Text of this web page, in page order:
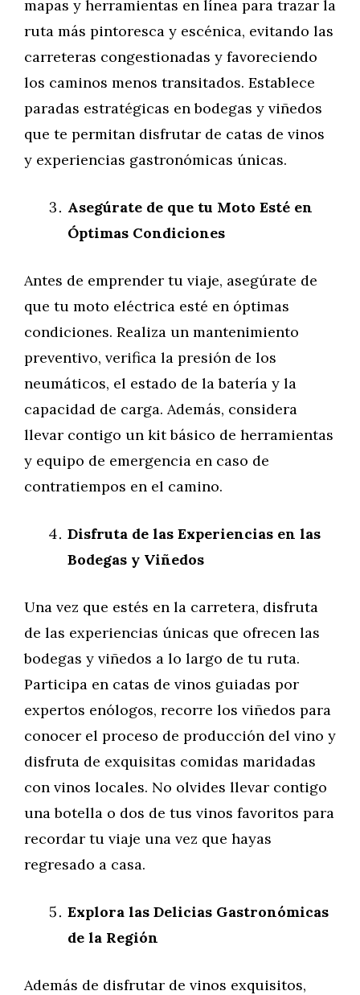
mapas y herramientas en línea para trazar la
ruta más pintoresca y escénica, evitando las
carreteras congestionadas y favoreciendo
los caminos menos transitados. Establece
paradas estratégicas en bodegas y viñedos
que te permitan disfrutar de catas de vinos
y experiencias gastronómicas únicas.
Asegúrate de que tu Moto Esté en
Óptimas Condiciones
Antes de emprender tu viaje, asegúrate de
que tu moto eléctrica esté en óptimas
condiciones. Realiza un mantenimiento
preventivo, verifica la presión de los
neumáticos, el estado de la batería y la
capacidad de carga. Además, considera
llevar contigo un kit básico de herramientas
y equipo de emergencia en caso de
contratiempos en el camino.
Disfruta de las Experiencias en las
Bodegas y Viñedos
Una vez que estés en la carretera, disfruta
de las experiencias únicas que ofrecen las
bodegas y viñedos a lo largo de tu ruta.
Participa en catas de vinos guiadas por
expertos enólogos, recorre los viñedos para
conocer el proceso de producción del vino y
disfruta de exquisitas comidas maridadas
con vinos locales. No olvides llevar contigo
una botella o dos de tus vinos favoritos para
recordar tu viaje una vez que hayas
regresado a casa.
Explora las Delicias Gastronómicas
de la Región
Además de disfrutar de vinos exquisitos,